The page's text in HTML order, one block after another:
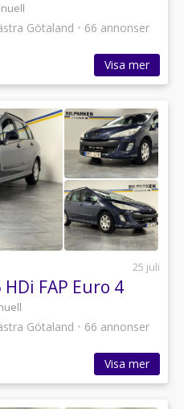
Götaland • 66 annonser
Visa mer
25 juli
FAP Euro 4
Götaland • 66 annonser
Visa mer